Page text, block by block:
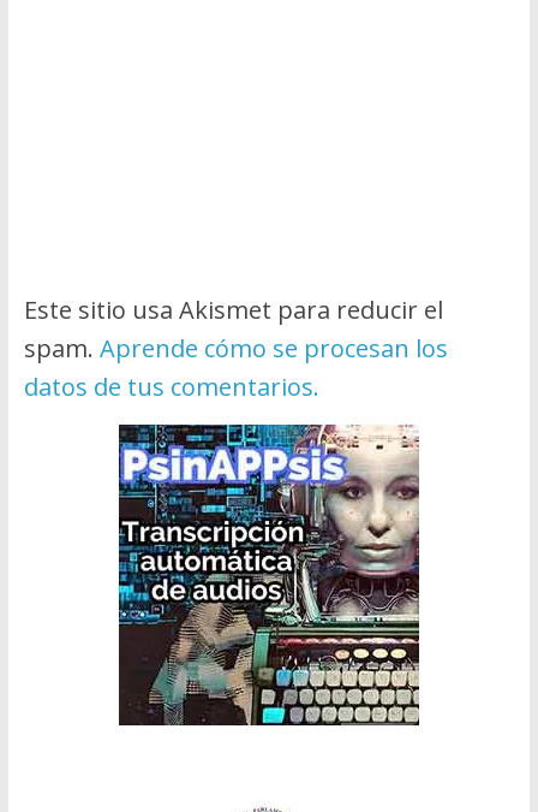
Este sitio usa Akismet para reducir el
spam. Aprende cómo se procesan los
datos de tus comentarios.